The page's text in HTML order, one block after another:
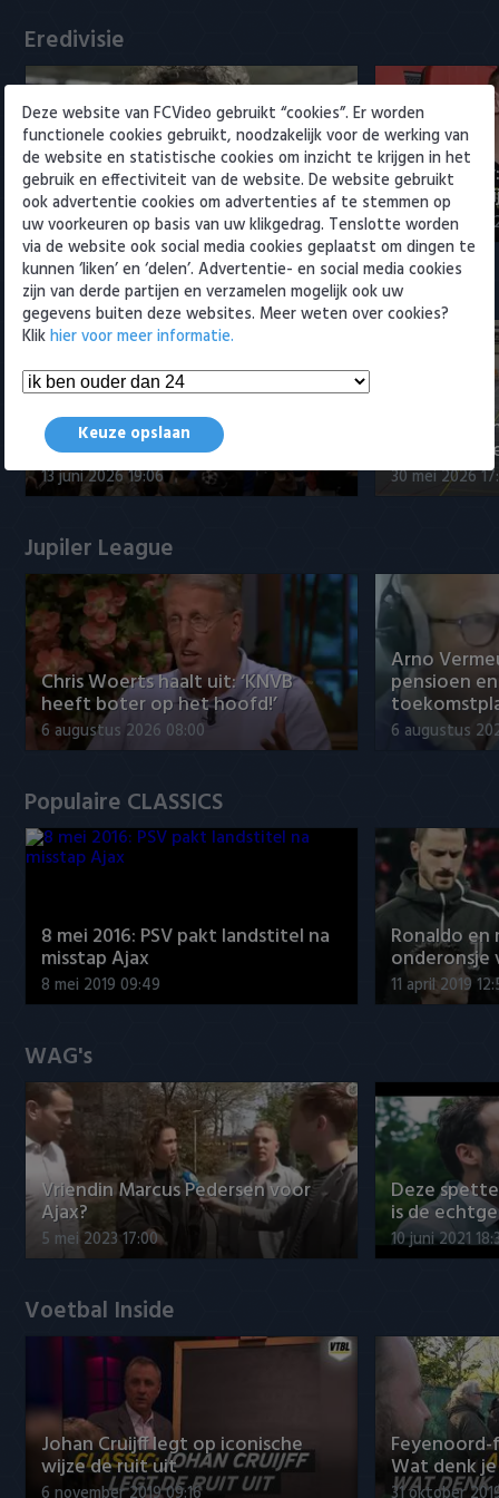
Eredivisie
Maak kennis met Sami
Bouhoudane (Cambuur)
5 augustus 2026 20:45
Joris
Ahead te
5 augustus
Samenvattingen Eredivisie
Amsterdam 3-0 (Roermond
kampioen)
13 juni 2026 19:06
Futsal
30 mei 2026
Jupiler League
Chris Woerts haalt uit: ‘KNVB
heeft boter op het hoofd!’
6 augustus 2026 08:00
Arno
pensioen
6 augustus
Populaire CLASSICS
8 mei 2016: PSV pakt landstitel na
misstap Ajax
8 mei 2019 09:49
Ronaldo
onderonsje
11 april 2019
WAG's
Vriendin Marcus Pedersen voor
Ajax?
5 mei 2023 17:00
Deze
is de
10 juni 2021
Voetbal Inside
Johan Cruijff legt op iconische
wijze de ruit uit
Feyenoord-
Wat denk
Deze website van FCVideo gebruikt “cookies”. Er worden
functionele cookies gebruikt, noodzakelijk voor de werking van
de website en statistische cookies om inzicht te krijgen in het
gebruik en effectiviteit van de website. De website gebruikt
ook advertentie cookies om advertenties af te stemmen op
uw voorkeuren op basis van uw klikgedrag. Tenslotte worden
via de website ook social media cookies geplaatst om dingen te
kunnen ‘liken’ en ‘delen’. Advertentie- en social media cookies
zijn van derde partijen en verzamelen mogelijk ook uw
gegevens buiten deze websites. Meer weten over cookies?
Klikhier voor meer informatie.
Keuze opslaan